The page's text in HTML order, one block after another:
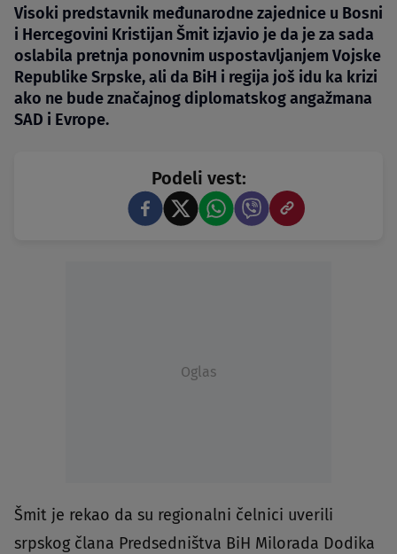
Visoki predstavnik međunarodne zajednice u Bosni
i Hercegovini Kristijan Šmit izjavio je da je za sada
oslabila pretnja ponovnim uspostavljanjem Vojske
Republike Srpske, ali da BiH i regija još idu ka krizi
ako ne bude značajnog diplomatskog angažmana
SAD i Evrope.
Podeli vest:
Oglas
Šmit je rekao da su regionalni čelnici uverili
srpskog člana Predsedništva BiH Milorada Dodika